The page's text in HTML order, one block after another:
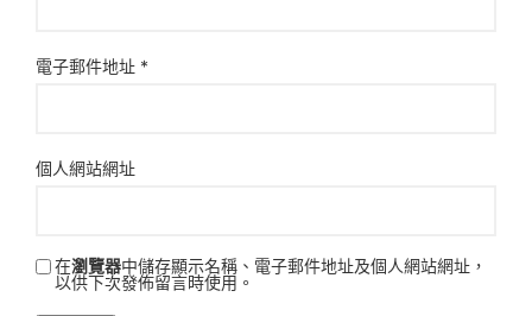
電子郵件地址 *
個人網站網址
在瀏覽器中儲存顯示名稱、電子郵件地址及個人網站網址，
以供下次發佈留言時使用。